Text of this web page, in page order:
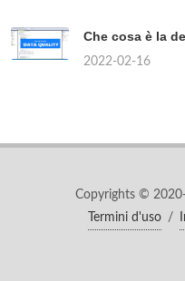
Che cosa è la
2022-02-16
Copyrights ©
Termini d'uso
/